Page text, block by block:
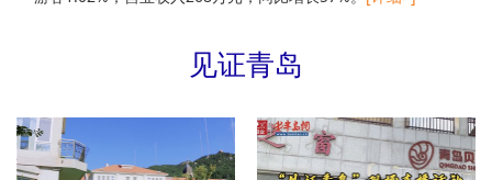
见证青岛